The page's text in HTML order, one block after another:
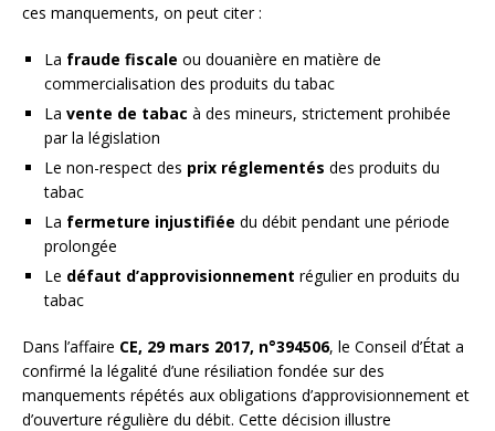
ces manquements, on peut citer :
La fraude fiscale ou douanière en matière de
commercialisation des produits du tabac
La vente de tabac à des mineurs, strictement prohibée
par la législation
Le non-respect des prix réglementés des produits du
tabac
La fermeture injustifiée du débit pendant une période
prolongée
Le défaut d’approvisionnement régulier en produits du
tabac
Dans l’affaire CE, 29 mars 2017, n°394506, le Conseil d’État a
confirmé la légalité d’une résiliation fondée sur des
manquements répétés aux obligations d’approvisionnement et
d’ouverture régulière du débit. Cette décision illustre